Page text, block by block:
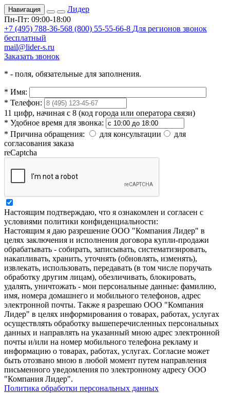
Навигация
Лидер
Пн-Пт: 09:00-18:00
+7 (495) 788-36-568 (800) 55-55-66-8 Для регионов звонок
бесплатный
mail@lider-s.ru
Заказать звонок
* - поля, обязательные для заполнения.
* Имя:
* Телефон:
11 цифр, начиная с 8 (код города или оператора связи)
* Удобное время для звонка:
* Причина обращения: для консультации
для
согласования заказа
reCaptcha
Настоящим подтверждаю, что я ознакомлен и согласен с
условиями политики конфиденциальности:
Настоящим я даю разрешение ООО "Компания Лидер" в
целях заключения и исполнения договора купли-продажи
обрабатывать - собирать, записывать, систематизировать,
накапливать, хранить, уточнять (обновлять, изменять),
извлекать, использовать, передавать (в том числе поручать
обработку другим лицам), обезличивать, блокировать,
удалять, уничтожать - мои персональные данные: фамилию,
имя, номера домашнего и мобильного телефонов, адрес
электронной почты. Также я разрешаю ООО "Компания
Лидер" в целях информирования о товарах, работах, услугах
осуществлять обработку вышеперечисленных персональных
данных и направлять на указанный мною адрес электронной
почты и/или на номер мобильного телефона рекламу и
информацию о товарах, работах, услугах. Согласие может
быть отозвано мною в любой момент путем направления
письменного уведомления по электронному адресу ООО
"Компания Лидер".
Политика обработки персональных данных